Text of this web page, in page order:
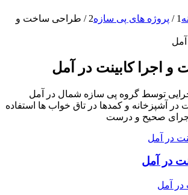
1
/ پروژه های پی سازه2
/ طراحی ساخت و
اجرا کابینت در آمل
توسط گروه پی سازه شمال در آمل
در آشپزخانه و کمدها در تاق خواب ها استفاده
اجرای صحیح و درست
در آمل
در آمل